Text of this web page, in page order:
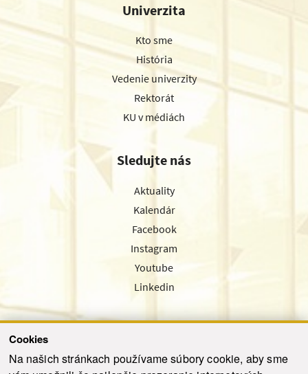
Cookies
Na našich stránkach používame súbory cookie, aby sme
Univerzita
Kto sme
História
Vedenie univerzity
Rektorát
KU v médiách
Sledujte nás
Aktuality
Kalendár
Facebook
Instagram
Youtube
Linkedin